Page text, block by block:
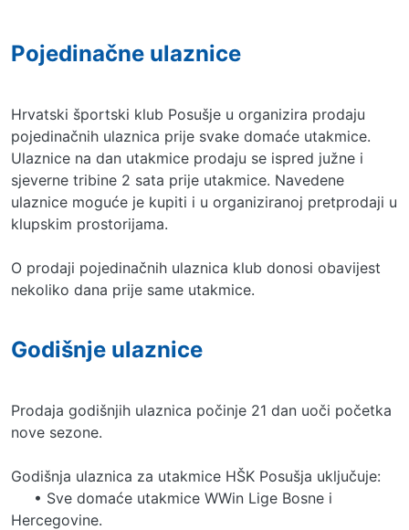
Pojedinačne ulaznice
Hrvatski športski klub Posušje u organizira prodaju
pojedinačnih ulaznica prije svake domaće utakmice.
Ulaznice na dan utakmice prodaju se ispred južne i
sjeverne tribine 2 sata prije utakmice. Navedene
ulaznice moguće je kupiti i u organiziranoj pretprodaji u
klupskim prostorijama.
O prodaji pojedinačnih ulaznica klub donosi obavijest
nekoliko dana prije same utakmice.
Godišnje ulaznice
Prodaja godišnjih ulaznica počinje 21 dan uoči početka
nove sezone.
Godišnja ulaznica za utakmice HŠK Posušja uključuje:
• Sve domaće utakmice WWin Lige Bosne i
Hercegovine.